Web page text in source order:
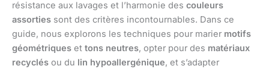
résistance aux lavages et l’harmonie des couleurs
assorties sont des critères incontournables. Dans ce
guide, nous explorons les techniques pour marier motifs
géométriques et tons neutres, opter pour des matériaux
recyclés ou du lin hypoallergénique, et s’adapter